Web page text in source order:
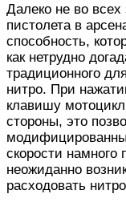
Далеко не во
пистолета в
способность,
как нетрудно
традиционного
нитро. При
клавишу
стороны, это
скорости намного
неожиданно
расходовать